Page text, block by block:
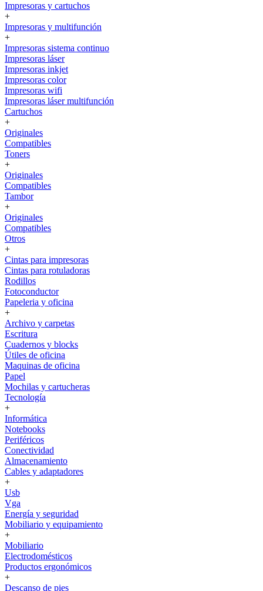
Impresoras y cartuchos
+
Impresoras y multifunción
+
Impresoras sistema continuo
Impresoras láser
Impresoras inkjet
Impresoras color
Impresoras wifi
Impresoras láser multifunción
Cartuchos
+
Originales
Compatibles
Toners
+
Originales
Compatibles
Tambor
+
Originales
Compatibles
Otros
+
Cintas para impresoras
Cintas para rotuladoras
Rodillos
Fotoconductor
Papeleria y oficina
+
Archivo y carpetas
Escritura
Cuadernos y blocks
Útiles de oficina
Maquinas de oficina
Papel
Mochilas y cartucheras
Tecnología
+
Informática
Notebooks
Periféricos
Conectividad
Almacenamiento
Cables y adaptadores
+
Usb
Vga
Energía y seguridad
Mobiliario y equipamiento
+
Mobiliario
Electrodomésticos
Productos ergonómicos
+
Descanso de pies